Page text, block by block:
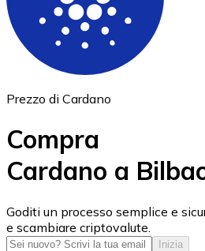
ETH
USD Coin
USDC
Prezzo di Cardano
Compra
Cardano a
Goditi un processo semplice e
e scambiare criptovalute.
Inizia